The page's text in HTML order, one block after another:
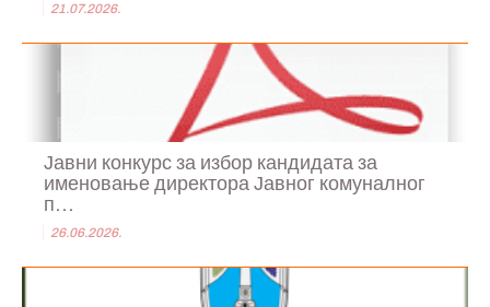
21.07.2026.
Јавни конкурс за избор кандидата за
именовање директора Јавног комуналног
п...
26.06.2026.